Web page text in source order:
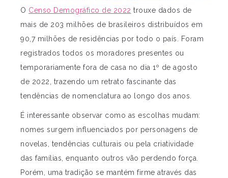
O Censo Demográfico de 2022 trouxe dados de
mais de 203 milhões de brasileiros distribuídos em
90,7 milhões de residências por todo o país. Foram
registrados todos os moradores presentes ou
temporariamente fora de casa no dia 1º de agosto
de 2022, trazendo um retrato fascinante das
tendências de nomenclatura ao longo dos anos.
É interessante observar como as escolhas mudam:
nomes surgem influenciados por personagens de
novelas, tendências culturais ou pela criatividade
das famílias, enquanto outros vão perdendo força.
Porém, uma tradição se mantém firme através das